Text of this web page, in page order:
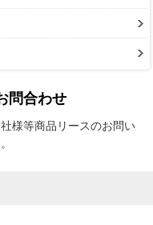
問合わせ
様等商品リースのお問い